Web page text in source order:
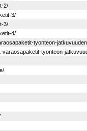
2/
3/
3/
4/
tyonteon-
tyonteon-